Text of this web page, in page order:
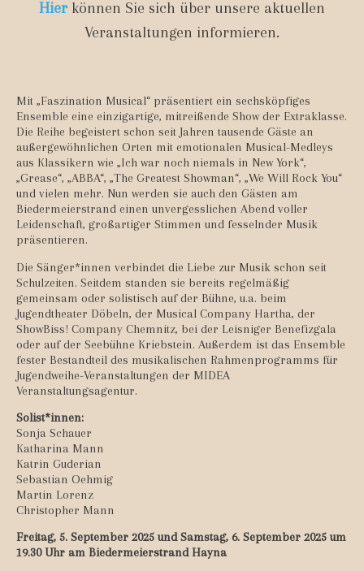
Mit „Faszination Musical“ präsentiert ein sechsköpfiges
Ensemble eine einzigartige, mitreißende Show der Extraklasse.
Die Reihe begeistert schon seit Jahren tausende Gäste an
außergewöhnlichen Orten mit emotionalen Musical-Medleys
aus Klassikern wie „Ich war noch niemals in New York“,
„Grease“, „ABBA“, „The Greatest Showman“, „We Will Rock You“
und vielen mehr. Nun werden sie auch den Gästen am
Biedermeierstrand einen unvergesslichen Abend voller
Leidenschaft, großartiger Stimmen und fesselnder Musik
präsentieren.
Die Sänger*innen verbindet die Liebe zur Musik schon seit
Schulzeiten. Seitdem standen sie bereits regelmäßig
gemeinsam oder solistisch auf der Bühne, u.a. beim
Jugendtheater Döbeln, der Musical Company Hartha, der
ShowBiss! Company Chemnitz, bei der Leisniger Benefizgala
oder auf der Seebühne Kriebstein. Außerdem ist das Ensemble
fester Bestandteil des musikalischen Rahmenprogramms für
Jugendweihe-Veranstaltungen der MIDEA
Veranstaltungsagentur.
Solist*innen:
Sonja Schauer
Katharina Mann
Katrin Guderian
Sebastian Oehmig
Martin Lorenz
Christopher Mann
Freitag, 5. September 2025 undSamstag, 6. September 2025 um
19.30 Uhr am Biedermeierstrand Hayna
Hierkönnen Sie sich über unsere aktuellen
Veranstaltungen informieren.